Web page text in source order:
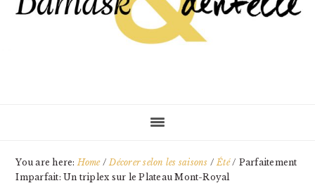
You are here:Home / Décorer selon les saisons / Été / Parfaitement
Imparfait: Un triplex sur le Plateau Mont-Royal